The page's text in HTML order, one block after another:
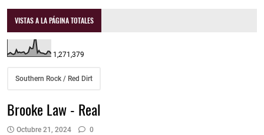
VISTAS A LA PÁGINA TOTALES
1,271,379
Southern Rock / Red Dirt
Brooke Law - Real
Octubre 21, 2024 0